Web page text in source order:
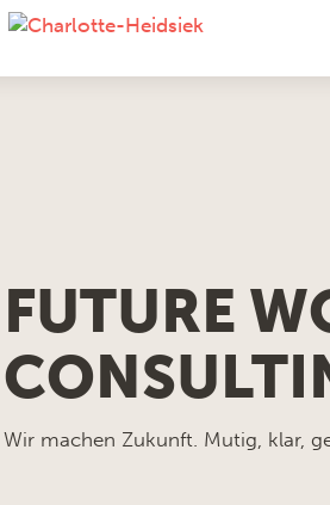
FUTURE
Wir machen Zukunft. Mutig, klar,